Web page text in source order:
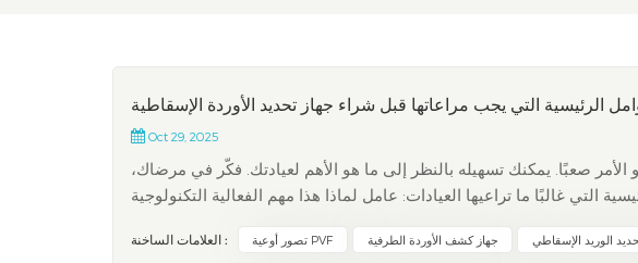
الرئيسية التي يجب مراعاتها قبل شراء جهاز تحديد الأوردة الإسقاطية
Oct 29, 2025
الأمر صعبًا. يمكنك تسهيله بالنظر إلى ما هو الأهم لعيادتك. فكّر في مرضاك،
التي غالبًا ما تراعيها العيادات: عامل لماذا هذا مهم الفعالية التكنولوجية
العلامات الساخنة : تصور أوعية PVF جهاز كشف الأوردة الطرفية الوريد الإسقاطي